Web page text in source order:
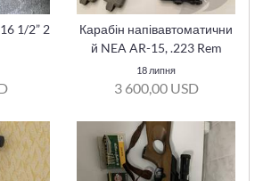
1/2” 2
Карабін напівавтоматични
й NEA AR-15, .223 Rem
18 липня
3 600,00 USD